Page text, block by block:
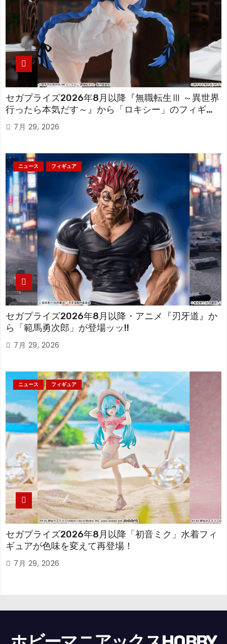
セガプライズ2026年8月以降『無職転生Ⅲ ～異世界
行ったら本気だす～』から「ロキシー」のフィギュ
アが登場！
7月 29, 2026
ニュース フィギュア
セガプライズ2026年8月以降・アニメ『刃牙道』か
ら「範馬勇次郎」が登場ッッ!!
7月 29, 2026
ニュース フィギュア
セガプライズ2026年8月以降「初音ミク」水着フィ
ギュアが色味を変えて再登場！
7月 29, 2026